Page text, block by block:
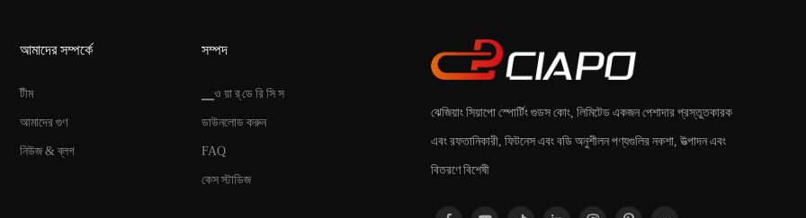
আমাদের সম্পর্কে
টীম
আমাদের গুণ
নিউজ & ব্লগ
সম্পদ
▁ও য়া র্ ডে রি সি স
ডাউনলোড করুন
FAQ
কেস স্টাডিজ
ঝেজিয়াং সিয়াপো স্পোর্টিং গুডস কোং, লিমিটেড একজন পেশাদার প্রস্তুতকারক
এবং রফতানিকারী, ফিটনেস এবং বডি অনুশীলন পণ্যগুলির নকশা, উত্পাদন এবং
বিতরণে বিশেষী